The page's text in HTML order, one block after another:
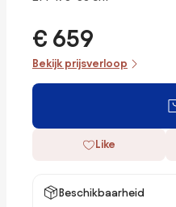
€ 659
Bekijk prijsverloop
Like
Beschikbaarheid